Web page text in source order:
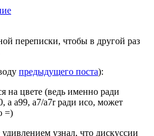
переписки, чтобы в другой раз
предыдущего поста):
на цвете (ведь именно ради
а a99, a7/a7r ради исо, может
=)
узнал, что дискуссии